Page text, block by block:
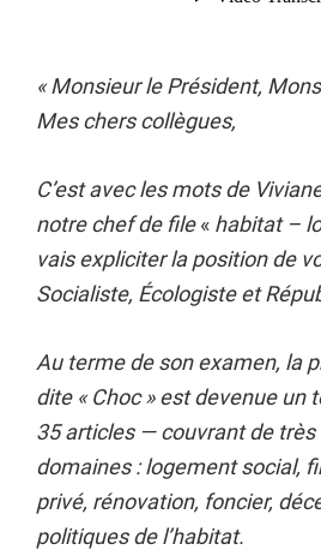
« Monsieur le Président,
Mes chers collègues,
C’est avec les mots de
notre chef de file« habitat –
vais expliciter la position de
Socialiste, Écologiste et
Au terme de son examen, la
dite « Choc » est devenue un
35 articles — couvrant de
domaines : logement social,
privé, rénovation, foncier,
politiques de l’habitat.